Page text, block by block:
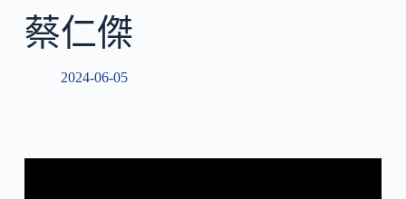
蔡仁傑
2024-06-05